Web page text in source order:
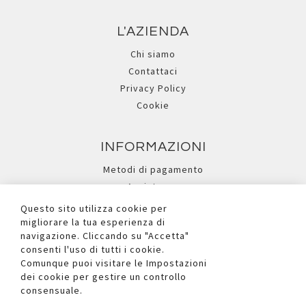
L'AZIENDA
Chi siamo
Contattaci
Privacy Policy
Cookie
INFORMAZIONI
Metodi di pagamento
Assistenza
Ricerca avanzata
I NOSTRI SOCIAL
Questo sito utilizza cookie per
migliorare la tua esperienza di
navigazione. Cliccando su "Accetta"
consenti l'uso di tutti i cookie.
Comunque puoi visitare le Impostazioni
dei cookie per gestire un controllo
consensuale.